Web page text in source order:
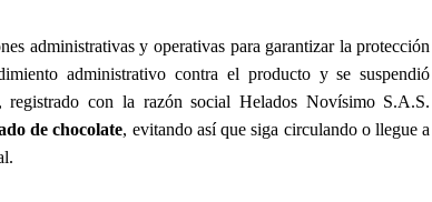
administrativas y operativas para garantizar la protección
administrativo contra el producto y se suspendió
registrado con la razón social Helados Novísimo S.A.S.
de chocolate, evitando así que siga circulando o llegue a